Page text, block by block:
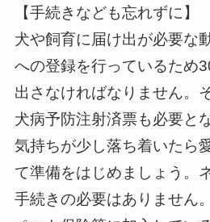
【手続きなども忘れずに】
犬や飼育に届け出が必要な
への登録を行っているため
出さなければなりません。
犬病予防注射済票も必要と
気持ちが少し落ち着いたら
て準備をはじめましょう。
手続きの必要はありません。